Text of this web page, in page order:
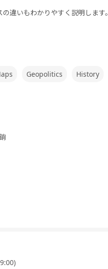
違いもわかりやすく説明します。
Geopolitics History